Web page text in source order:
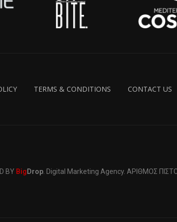
TERMS & CONDITIONS CONTACT US
BY Big Drop. Digital Marketing Agency. ΑΡΙΘΜΟΣ